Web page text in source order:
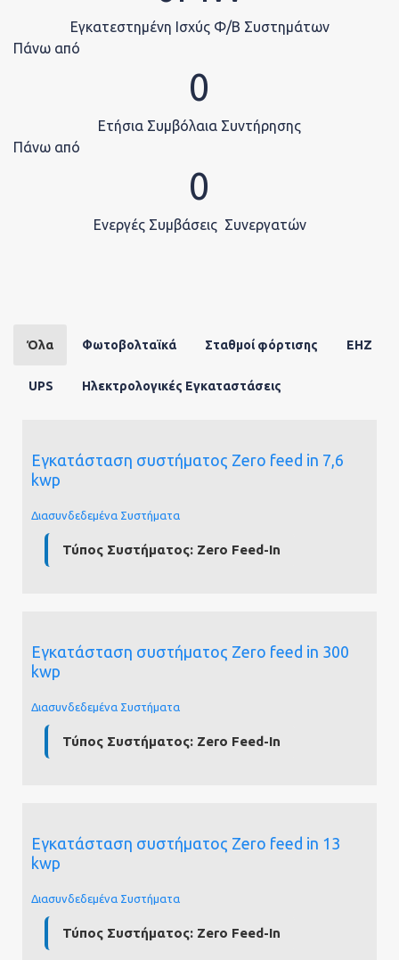
us
Εγκατεστημένη Ισχύς Φ/Β Συστημάτων
Πάνω από
0
Ετήσια Συμβόλαια Συντήρησης
Πάνω από
0
Ενεργές Συμβάσεις Συνεργατών
Όλα Φωτοβολταϊκά Σταθμοί φόρτισης EHZ
UPS Ηλεκτρολογικές Εγκαταστάσεις
Εγκατάσταση συστήματος Zero feed in 7,6
kwp
Διασυνδεδεμένα Συστήματα
Τύπος Συστήματος: Zero Feed-In
Εγκατάσταση συστήματος Zero feed in 300
kwp
Διασυνδεδεμένα Συστήματα
Τύπος Συστήματος: Zero Feed-In
Εγκατάσταση συστήματος Zero feed in 13
kwp
Διασυνδεδεμένα Συστήματα
Τύπος Συστήματος: Zero Feed-In